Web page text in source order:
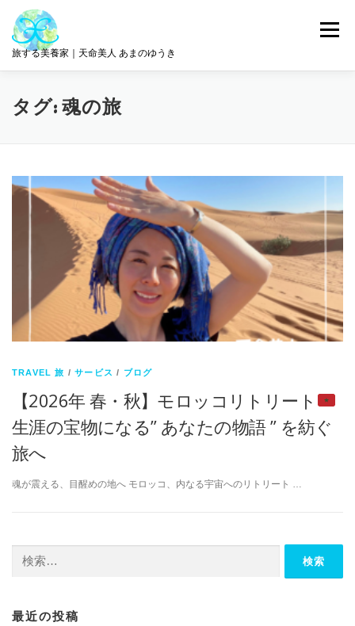
ツ
旅する美養家｜天命美人 あまのゆうき
メニュー
統合美養 旅とリトリート
タグ: 魂の旅
TRAVEL 旅 /サービス / ブログ
【2026年 春・秋】モロッコリトリート
生涯の宝物になる” あなたの物語 ” を紡ぐ
旅へ
魂が震える、目醒めの地へ モロッコ、内なる宇宙へのリトリート …
最近の投稿